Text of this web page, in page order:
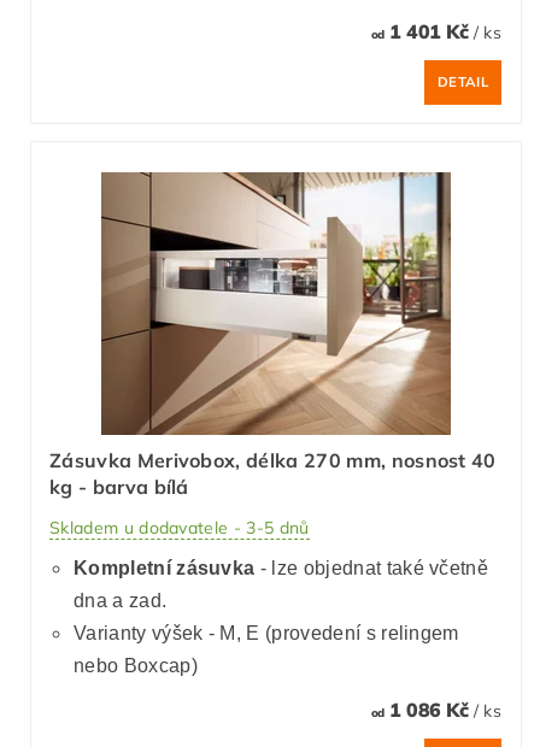
od1 401 Kč / ks
DETAIL
Zásuvka Merivobox, délka 270 mm, nosnost 40
kg - barva bílá
Skladem u dodavatele - 3-5 dnů
Kompletní zásuvka - lze objednat také včetně
dna a zad.
Varianty výšek - M, E (provedení s relingem
nebo Boxcap)
od1 086 Kč / ks